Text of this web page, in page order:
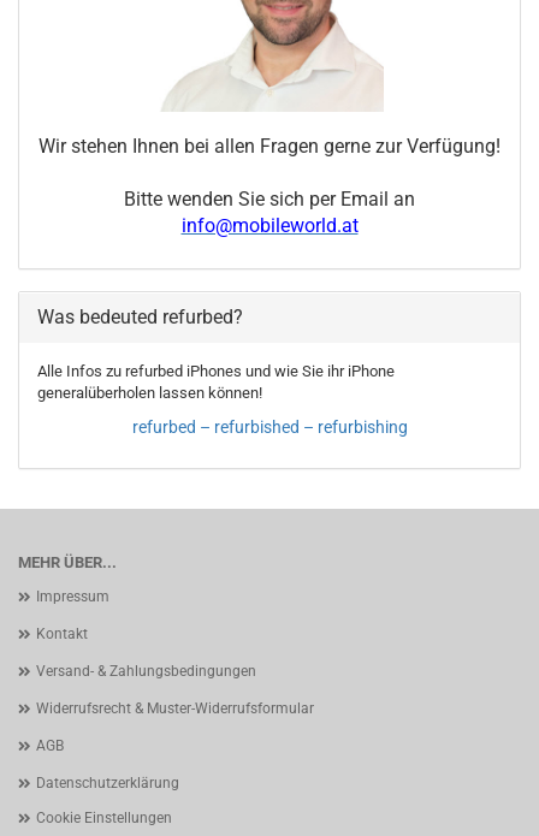
Wir stehen Ihnen bei allen Fragen gerne zur Verfügung!
Bitte wenden Sie sich per Email an
info@mobileworld.at
Was bedeuted refurbed?
Alle Infos zu refurbed iPhones und wie Sie ihr iPhone
generalüberholen lassen können!
refurbed – refurbished – refurbishing
MEHR ÜBER...
Impressum
Kontakt
Versand- & Zahlungsbedingungen
Widerrufsrecht & Muster-Widerrufsformular
AGB
Datenschutzerklärung
Cookie Einstellungen